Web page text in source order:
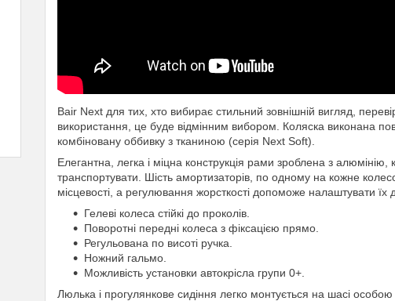
Bair Next для тих, хто вибирає стильний зовнішній вигляд,
використання, це буде відмінним вибором. Коляска виконана
комбіновану оббивку з тканиною (серія Next Soft).
Елегантна, легка і міцна конструкція рами зроблена з алюмінію,
транспортувати. Шість амортизаторів, по одному на кожне
місцевості, а регулювання жорсткості допоможе налаштувати
Гелеві колеса стійкі до проколів.
Поворотні передні колеса з фіксацією прямо.
Регульована по висоті ручка.
Ножний гальмо.
Можливість установки автокрісла групи 0+.
Люлька і прогулянкове сидіння легко монтується на шасі